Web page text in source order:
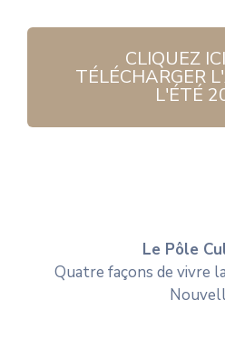
CLIQUEZ
TÉLÉCHARGER
L'ÉTÉ
Le Pôle
Quatre façons de vivre